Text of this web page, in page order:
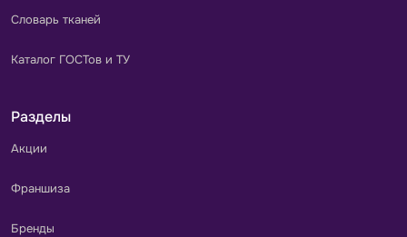
Словарь тканей
Каталог ГОСТов и ТУ
Разделы
Акции
Франшиза
Бренды